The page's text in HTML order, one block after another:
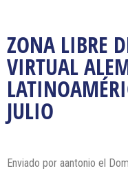
ZONA LIBRE
VIRTUAL
JULIO
Enviado por aantonio el